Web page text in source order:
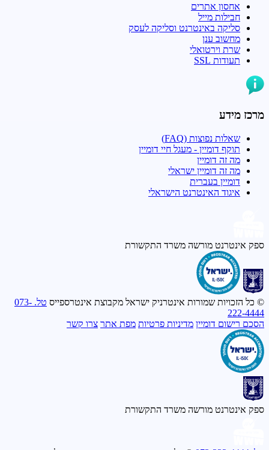
אחסון אתרים
חבילות מייל
סליקה באינטרנט וסליקה לעסק
מחשוב ענן
שרת וירטואלי
תעודות SSL
מרכז מידע
שאלות נפוצות (FAQ)
תוקף דומיין - מעגל חיי דומיין
מה זה דומיין
מה זה דומיין ישראלי
דומיין בעברית
איגוד האינטרנט הישראלי
ספק אינטרנט מורשה משרד התקשורת
© כל הזכויות שמורות אינטרניק ישראל מקבוצת אינטרספייס
טל. 073-
222-4444
הסכם רישום דומיין מדיניות פרטיות מפת אתר צרו קשר
ספק אינטרנט מורשה משרד התקשורת